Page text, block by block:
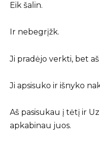
Eik šalin.
Ir nebegrįžk.
Ji pradėjo verkti, bet
Ji apsisuko ir išnyko
Aš pasisukau į tėtį ir
apkabinau juos.